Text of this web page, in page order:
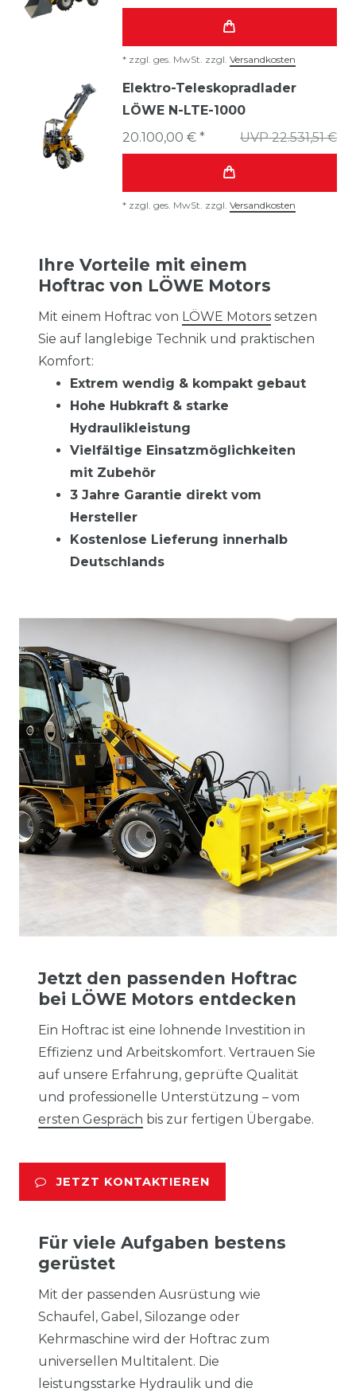
* zzgl. ges. MwSt. zzgl. Versandkosten
Elektro-Teleskopradlader
LÖWE N-LTE-1000
UVP 22.531,51 €
20.100,00 € *
* zzgl. ges. MwSt. zzgl. Versandkosten
Ihre Vorteile mit einem
Hoftrac von LÖWE Motors
Mit einem Hoftrac von LÖWE Motors setzen
Sie auf langlebige Technik und praktischen
Komfort:
Extrem wendig & kompakt gebaut
Hohe Hubkraft & starke
Hydraulikleistung
Vielfältige Einsatzmöglichkeiten
mit Zubehör
3 Jahre Garantie direkt vom
Hersteller
Kostenlose Lieferung innerhalb
Deutschlands
Jetzt den passenden Hoftrac
bei LÖWE Motors entdecken
Ein Hoftrac ist eine lohnende Investition in
Effizienz und Arbeitskomfort. Vertrauen Sie
auf unsere Erfahrung, geprüfte Qualität
und professionelle Unterstützung – vom
ersten Gespräch bis zur fertigen Übergabe.
JETZT KONTAKTIEREN
Für viele Aufgaben bestens
gerüstet
Mit der passenden Ausrüstung wie
Schaufel, Gabel, Silozange oder
Kehrmaschine wird der Hoftrac zum
universellen Multitalent. Die
leistungsstarke Hydraulik und die